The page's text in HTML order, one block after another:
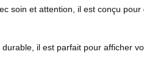
soin et attention, il est conçu pour
il est parfait pour afficher